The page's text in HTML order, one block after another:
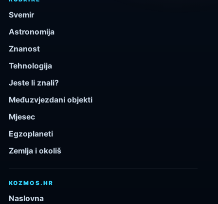
Svemir
Astronomija
Znanost
Tehnologija
Jeste li znali?
Međuzvjezdani objekti
Mjesec
Egzoplaneti
Zemlja i okoliš
KOZMOS.HR
Naslovna